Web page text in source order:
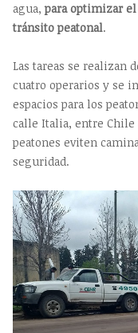
agua,para optimizar
tránsito peatonal.
Las tareas se realizan
cuatro operarios y se
espacios para los
calle Italia, entre
peatones eviten
seguridad.